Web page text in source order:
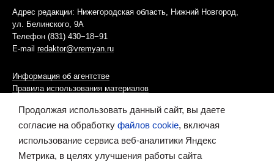
Адрес редакции: Нижегородская область, Нижний Новгород,
ул. Белинского, 9А
Телефон (831) 430−18−91
E-mail redaktor@vremyan.ru
Информация об агентстве
Правила использования материалов
Информационная политика использования «cookies»-файлов
Ресурс содержит материалы 16+
Продолжая использовать данный сайт, вы даете
согласие на обработку файлов cookie, включая
использование сервиса веб-аналитики Яндекс
Метрика, в целях улучшения работы сайта